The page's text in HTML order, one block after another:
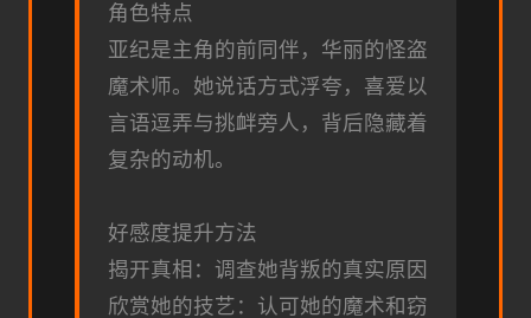
角色特点
亚纪是主角的前同伴，华丽的怪盗
魔术师。她说话方式浮夸，喜爱以
言语逗弄与挑衅旁人，背后隐藏着
复杂的动机。
好感度提升方法
揭开真相：调查她背叛的真实原因
欣赏她的技艺：认可她的魔术和窃